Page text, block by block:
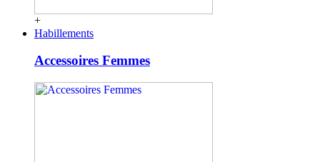
+
Habillements
Accessoires Femmes